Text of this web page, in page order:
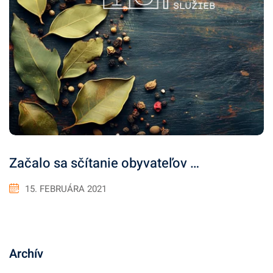
Začalo sa sčítanie obyvateľov …
15. FEBRUÁRA 2021
Archív